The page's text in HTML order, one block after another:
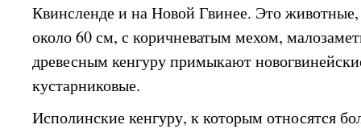
Квинсленде и на Новой Гвинее. Это
около 60 см, с коричневатым мехом,
древесным кенгуру примыкают
кустарниковые.
Исполинские кенгуру, к которым относятся